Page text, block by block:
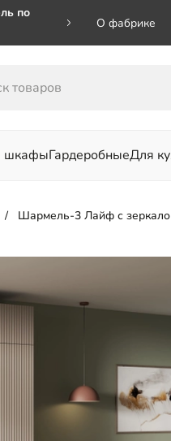
по
О фабрике
шкафыГардеробныеДля
Шармель-3 Лайф с